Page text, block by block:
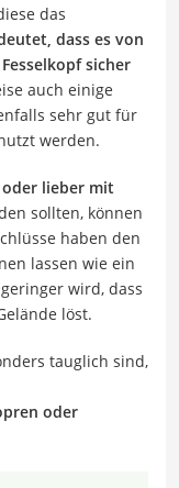
das
dass es von
sicher
auch einige
sehr gut für
werden.
lieber mit
sollten, können
haben den
lassen wie ein
wird, dass
löst.
tauglich sind,
oder